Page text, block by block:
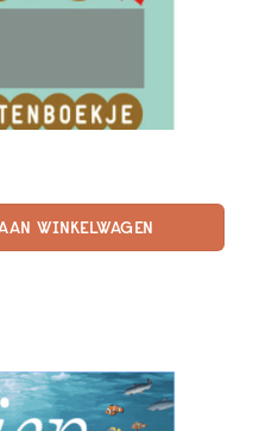
WINKELWAGEN